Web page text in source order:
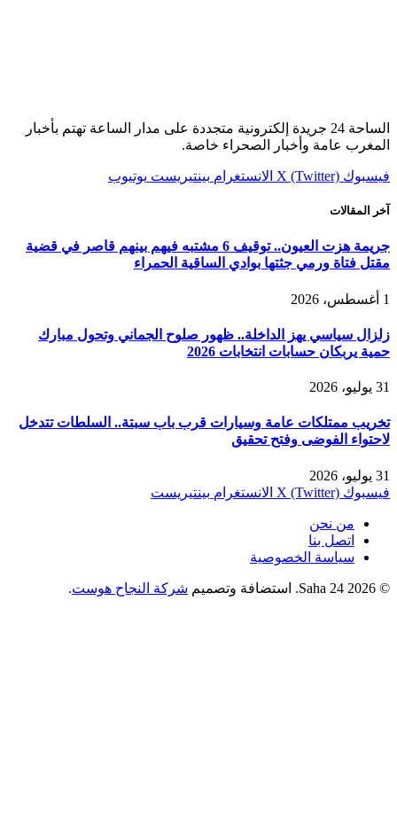
الساحة 24 جريدة إلكترونية متجددة على مدار الساعة تهتم بأخبار
المغرب عامة وأخبار الصحراء خاصة.
فيسبوك X (Twitter) الانستغرام بينتيريست يوتيوب
آخر المقالات
جريمة هزت العيون.. توقيف 6 مشتبه فيهم بينهم قاصر في قضية
مقتل فتاة ورمي جثتها بوادي الساقية الحمراء
1 أغسطس، 2026
زلزال سياسي يهز الداخلة.. ظهور صلوح الجماني وتحول مبارك
حمية يربكان حسابات انتخابات 2026
31 يوليو، 2026
تخريب ممتلكات عامة وسيارات قرب باب سبتة.. السلطات تتدخل
لاحتواء الفوضى وفتح تحقيق
31 يوليو، 2026
فيسبوك X (Twitter) الانستغرام بينتيريست
من نحن
اتصل بنا
سياسة الخصوصية
© 2026 Saha 24. استضافة وتصميم شركة النجاح هوست.